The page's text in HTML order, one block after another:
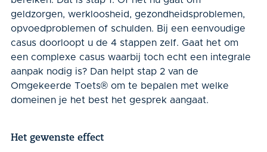
geldzorgen, werkloosheid, gezondheidsproblemen,
opvoedproblemen of schulden. Bij een eenvoudige
casus doorloopt u de 4 stappen zelf. Gaat het om
een complexe casus waarbij toch echt een integrale
aanpak nodig is? Dan helpt stap 2 van de
Omgekeerde Toets®om te bepalen met welke
domeinen je het best het gesprek aangaat.
Het gewenste effect